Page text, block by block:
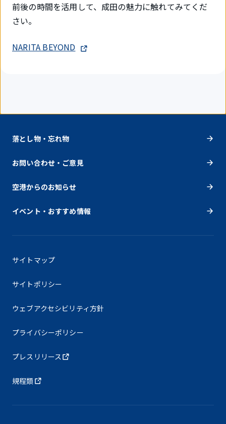
前後の時間を活用して、成田の魅力に触れてみてくだ
さい。
NARITA BEYOND
落とし物・忘れ物
お問い合わせ・ご意見
空港からのお知らせ
イベント・おすすめ情報
サイトマップ
サイトポリシー
ウェブアクセシビリティ方針
プライバシーポリシー
プレスリリース
規程類